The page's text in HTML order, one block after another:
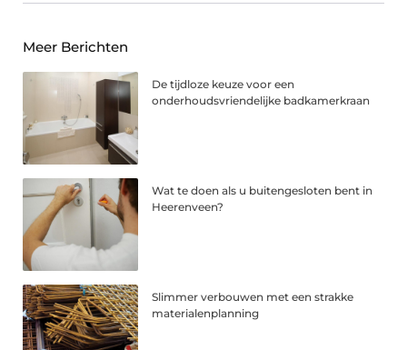
Meer Berichten
De tijdloze keuze voor een
onderhoudsvriendelijke badkamerkraan
Wat te doen als u buitengesloten bent in
Heerenveen?
Slimmer verbouwen met een strakke
materialenplanning